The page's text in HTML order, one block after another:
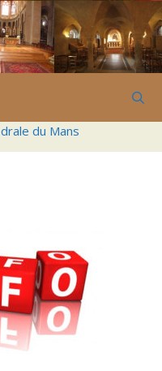
du Mans